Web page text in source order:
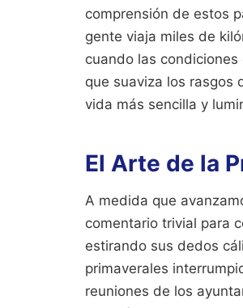
comprensión de estos
gente viaja miles de
cuando las
que suaviza los rasgos
vida más sencilla y
El Arte de la
A medida que
comentario trivial para
estirando sus dedos
primaverales
reuniones de los